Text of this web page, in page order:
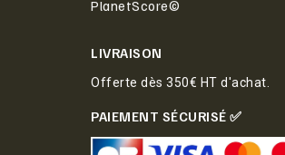
PlanetScore©
LIVRAISON
Offerte dès 350€ HT d'achat.
PAIEMENT SÉCURISÉ ✅